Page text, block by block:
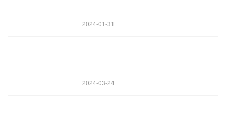
2024-01-31
2024-03-24